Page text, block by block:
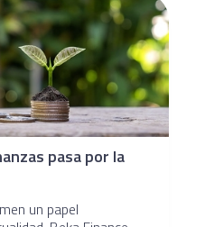
pasa por la
un papel